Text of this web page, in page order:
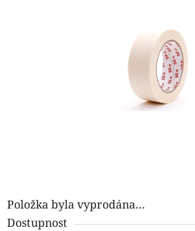
Položka byla vyprodána…
Dostupnost